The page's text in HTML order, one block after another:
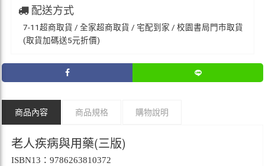
配送方式
7-11超商取貨 / 全家超商取貨 / 宅配到家 / 校園書局門市取貨
(取貨加碼送5元折價)
商品內容 商品規格 購物說明
老人疾病與用藥(三版)
ISBN13：9786263810372